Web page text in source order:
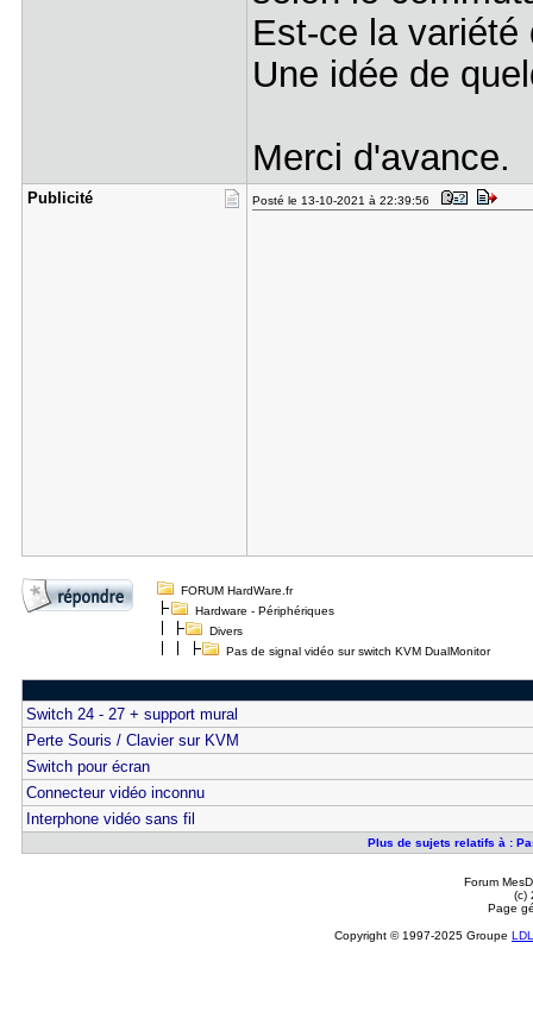
Est-ce la variété
Une idée de
Merci d'avance.
Publicité Posté le 13-10-2021 à 22:39:56
FORUM HardWare.fr
Hardware - Périphériques
Divers
Pas de signal vidéo sur switch KVM DualMonitor
Switch 24 - 27 + support mural
Perte Souris / Clavier sur KVM
Switch pour écran
Connecteur vidéo inconnu
Interphone vidéo sans fil
Plus de sujets relatifs à :
Forum
(c)
Page
Copyright © 1997-2025 Groupe